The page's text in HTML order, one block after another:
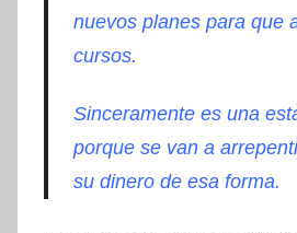
nuevos planes para que
cursos.
Sinceramente es una
porque se van a
su dinero de esa forma.